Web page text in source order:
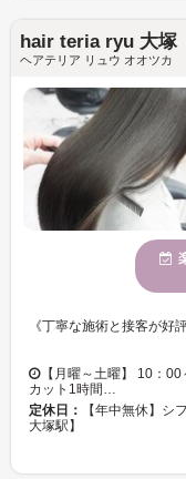
hair teria ryu 大塚
ヘアテリア リュウ オオツカ
【月曜～土曜】 10：
カット1時間…
定休日：
【年中無休】シ
大塚駅】